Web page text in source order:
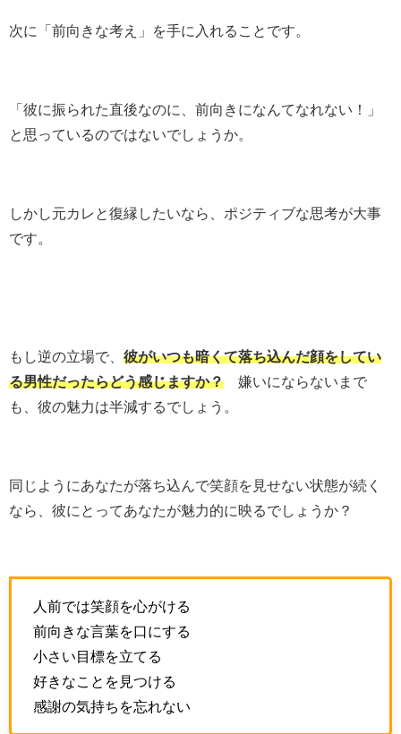
次に「前向きな考え」を手に入れることです。
「彼に振られた直後なのに、前向きになんてなれない！」
と思っているのではないでしょうか。
しかし元カレと復縁したいなら、ポジティブな思考が大事
です。
もし逆の立場で、 彼がいつも暗くて落ち込んだ顔をしてい
る男性だったらどう感じますか？
嫌いにならないまで
も、彼の魅力は半減するでしょう。
同じようにあなたが落ち込んで笑顔を見せない状態が続く
なら、彼にとってあなたが魅力的に映るでしょうか？
人前では笑顔を心がける
前向きな言葉を口にする
小さい目標を立てる
好きなことを見つける
感謝の気持ちを忘れない